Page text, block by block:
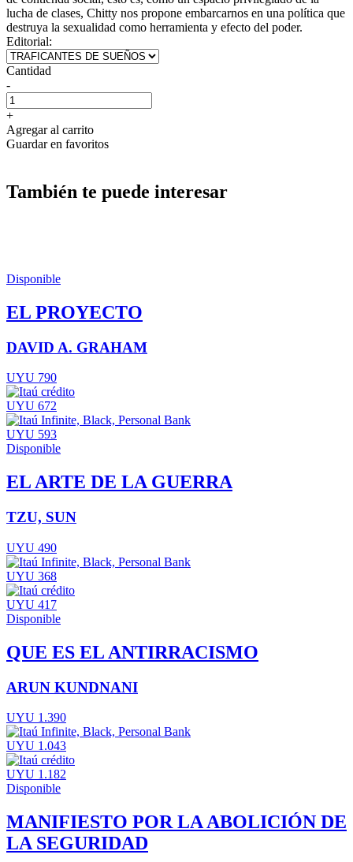
lucha de clases, Chitty nos propone embarcarnos en una política que
destruya la sexualidad como herramienta y efecto del poder.
Editorial:
Cantidad
-
+
Agregar al carrito
Guardar en favoritos
También te puede interesar
Disponible
EL PROYECTO
DAVID A. GRAHAM
UYU 790
UYU 672
UYU 593
Disponible
EL ARTE DE LA GUERRA
TZU, SUN
UYU 490
UYU 368
UYU 417
Disponible
QUE ES EL ANTIRRACISMO
ARUN KUNDNANI
UYU 1.390
UYU 1.043
UYU 1.182
Disponible
MANIFIESTO POR LA ABOLICIÓN DE
LA SEGURIDAD